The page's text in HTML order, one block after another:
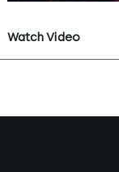
Watch Video